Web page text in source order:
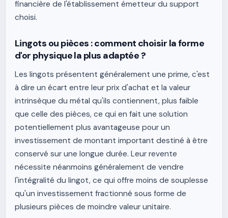
financière de l'établissement émetteur du support
choisi.
Lingots ou pièces : comment choisir la forme
d'or physique la plus adaptée ?
Les lingots présentent généralement une prime, c'est
à dire un écart entre leur prix d'achat et la valeur
intrinsèque du métal qu'ils contiennent, plus faible
que celle des pièces, ce qui en fait une solution
potentiellement plus avantageuse pour un
investissement de montant important destiné à être
conservé sur une longue durée. Leur revente
nécessite néanmoins généralement de vendre
l'intégralité du lingot, ce qui offre moins de souplesse
qu'un investissement fractionné sous forme de
plusieurs pièces de moindre valeur unitaire.